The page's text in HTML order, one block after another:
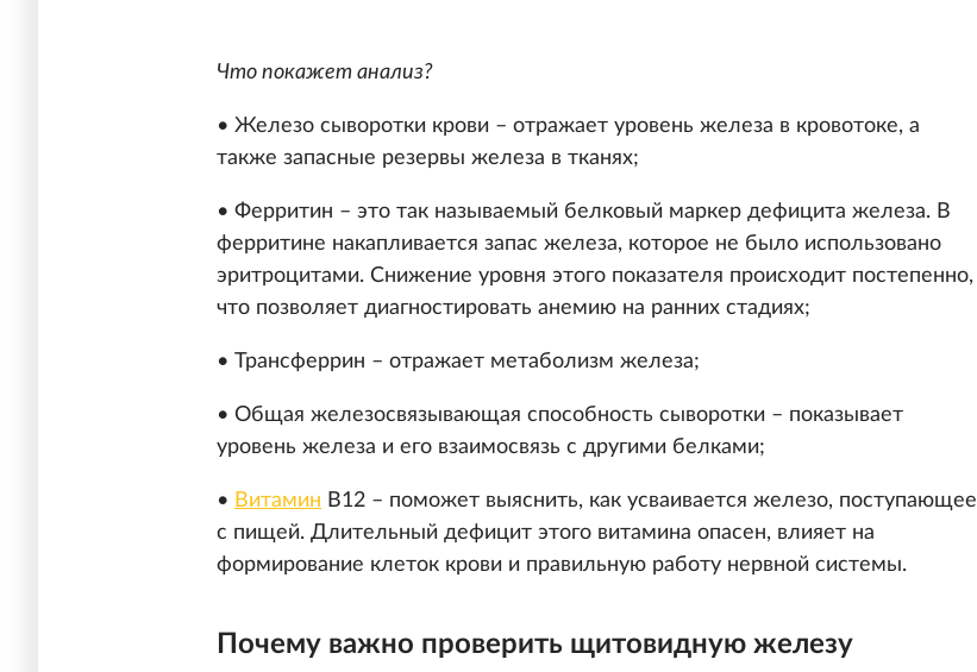
Что покажет анализ?
• Железо сыворотки крови – отражает уровень железа в кровотоке, а
также запасные резервы железа в тканях;
• Ферритин – это так называемый белковый маркер дефицита железа. В
ферритине накапливается запас железа, которое не было использовано
эритроцитами. Снижение уровня этого показателя происходит постепенно,
что позволяет диагностировать анемию на ранних стадиях;
• Трансферрин – отражает метаболизм железа;
• Общая железосвязывающая способность сыворотки – показывает
уровень железа и его взаимосвязь с другими белками;
• Витамин В12 – поможет выяснить, как усваивается железо, поступающее
с пищей. Длительный дефицит этого витамина опасен, влияет на
формирование клеток крови и правильную работу нервной системы.
Почему важно проверить щитовидную железу